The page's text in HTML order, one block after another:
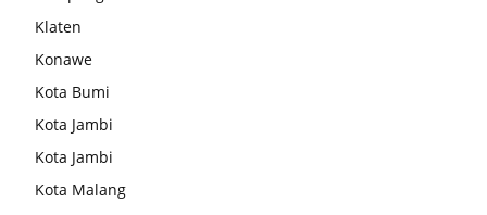
Klaten
Konawe
Kota Bumi
Kota Jambi
Kota Jambi
Kota Malang